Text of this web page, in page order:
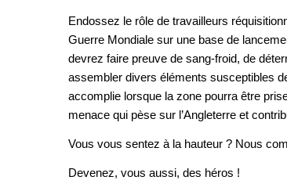
Endossez le rôle de travailleurs
Guerre Mondiale sur une base de
devrez faire preuve de sang-froid, de
assembler divers éléments susceptibles
accomplie lorsque la zone pourra être
menace qui pèse sur l’Angleterre et
Vous vous sentez à la hauteur ? Nous
Devenez, vous aussi, des héros !